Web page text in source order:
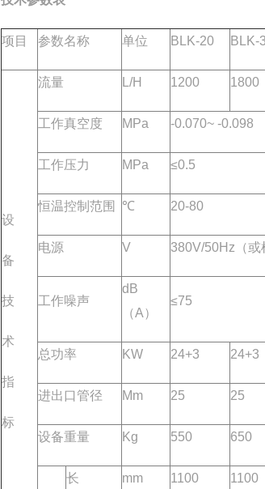
项目 参数名称 单位 BLK-20 BLK-
设
备
技
术
指
标
流量 L/H 1200 1800
工作真空度 MPa -0.070~ -0.098
工作压力 MPa ≤0.5
恒温控制范围 ℃ 20-80
电源 V 380V/50Hz（或
工作噪声
dB
（A）
≤75
总功率 KW 24+3 24+3
进出口管径 Mm 25 25
设备重量 Kg 550 650
长 mm 1100 1100